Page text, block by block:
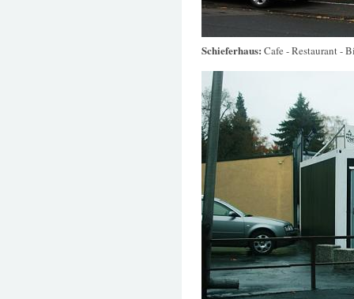
Schieferhaus: Cafe - Restaurant -